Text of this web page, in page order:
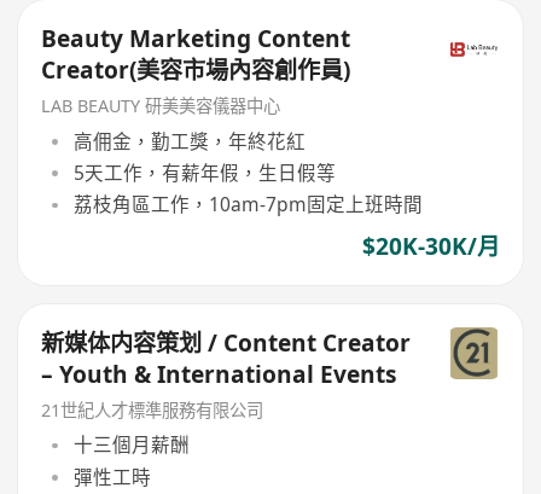
Beauty Marketing Content
Creator(美容市場內容創作員)
LAB BEAUTY 研美美容儀器中心
高佣金，勤工獎，年終花紅
5天工作，有薪年假，生日假等
荔枝角區工作，10am-7pm固定上班時間
$20K-30K/月
新媒体内容策划 / Content Creator
– Youth & International Events
21世紀人才標準服務有限公司
十三個月薪酬
彈性工時